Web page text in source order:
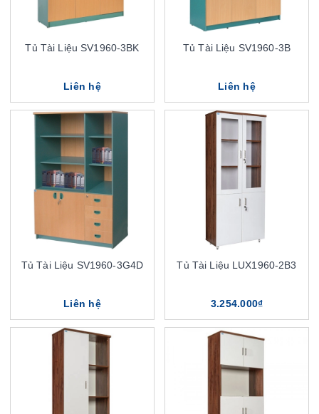
Tủ Tài Liệu SV1960-3BK
Liên hệ
Tủ Tài Liệu SV1960-3B
Liên hệ
Tủ Tài Liệu SV1960-3G4D
Liên hệ
Tủ Tài Liệu LUX1960-2B3
3.254.000₫